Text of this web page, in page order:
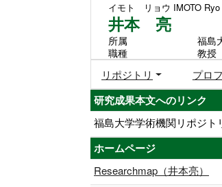
イモト リョウ IMOTO Ryo
井本 亮
所属
福島
職種
教授
リポジトリ プロ
研究成果本文へのリンク
福島大学学術機関リポジ
ホームページ
Researchmap（井本亮）